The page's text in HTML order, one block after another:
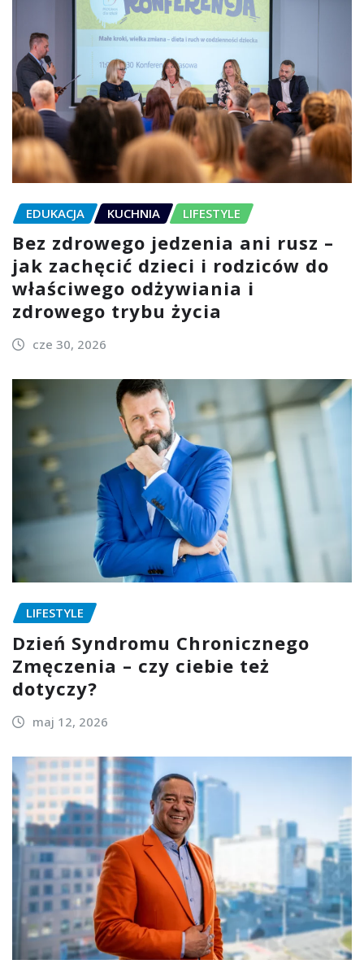
EDUKACJA KUCHNIA LIFESTYLE
Bez zdrowego jedzenia ani rusz –
jak zachęcić dzieci i rodziców do
właściwego odżywiania i
zdrowego trybu życia
cze 30, 2026
LIFESTYLE
Dzień Syndromu Chronicznego
Zmęczenia – czy ciebie też
dotyczy?
maj 12, 2026